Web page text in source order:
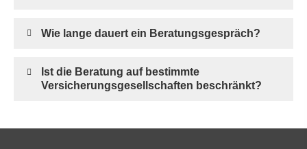
Wie lange dauert ein Beratungsgespräch?
Ist die Beratung auf bestimmte
Versicherungsgesellschaften beschränkt?